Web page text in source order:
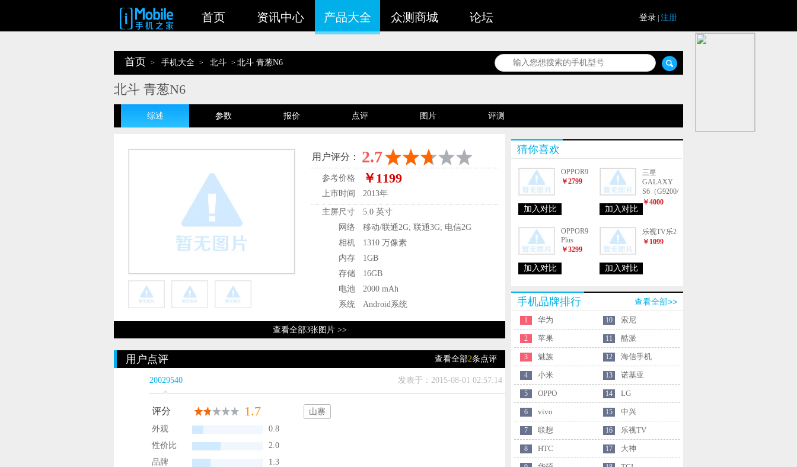
登录 注册
首页 资讯中心 产品大全 众测商城 论坛
首页 > 手机大全 > 北斗 > 北斗 青葱N6
北斗 青葱N6
综述 参数 报价 点评 图片 评测
用户评分： 2.7
参考价格 ￥1199
上市时间 2013年
主屏尺寸
5.0 英寸
网络
移动/联通2G; 联通3G; 电信2G
相机
1310 万像素
内存
1GB
存储
16GB
电池
2000 mAh
系统
Android系统
查看全部3张图片 >>
查看全部2条点评
用户点评
发表于：2015-08-01 02:57:14
20029540
评分 1.7
外观
0.8
性价比
2.0
品牌
1.3
山寨
猜你喜欢
OPPOR9
￥2799
加入对比
三星
GALAXY
S6（G9200/
全网通）
￥4000
加入对比
OPPOR9
Plus
￥3299
加入对比
乐视TV乐2
￥1099
加入对比
查看全部>>
手机品牌排行
1 华为 10 索尼
2 苹果 11 酷派
3 魅族 12 海信手机
4 小米 13 诺基亚
5 OPPO 14 LG
6 vivo 15 中兴
7 联想 16 乐视TV
8 HTC 17 大神